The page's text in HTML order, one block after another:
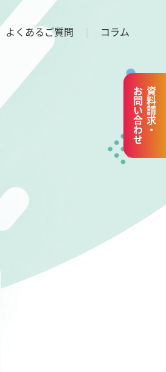
よくあるご質問 コラム
資料請求・
お問い合わせ